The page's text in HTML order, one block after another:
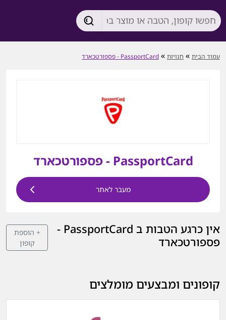
עמוד הבית » חנויות » PassportCard - פספורטכארד
PassportCard - פספורטכארד
מעבר לאתר
אין כרגע הטבות ב PassportCard -
פספורטכארד
+ הוספת
קופון
קופונים ומבצעים מומלצים